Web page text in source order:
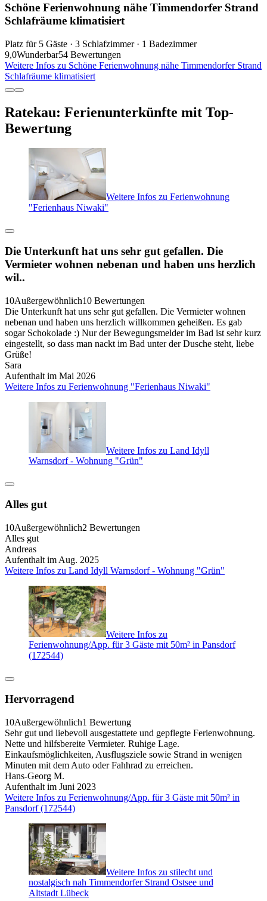
Schöne Ferienwohnung nähe Timmendorfer Strand
Schlafräume klimatisiert
Platz für 5 Gäste · 3 Schlafzimmer · 1 Badezimmer
9,0Wunderbar54 Bewertungen
Weitere Infos zu Schöne Ferienwohnung nähe Timmendorfer Strand
Schlafräume klimatisiert
Ratekau: Ferienunterkünfte mit Top-
Bewertung
Weitere Infos zu Ferienwohnung
"Ferienhaus Niwaki"
Die Unterkunft hat uns sehr gut gefallen. Die
Vermieter wohnen nebenan und haben uns herzlich
wil..
10Außergewöhnlich10 Bewertungen
Die Unterkunft hat uns sehr gut gefallen. Die Vermieter wohnen
nebenan und haben uns herzlich willkommen geheißen. Es gab
sogar Schokolade :) Nur der Bewegungsmelder im Bad ist sehr kurz
eingestellt, so dass man nackt im Bad unter der Dusche steht, liebe
Grüße!
Sara
Aufenthalt im Mai 2026
Weitere Infos zu Ferienwohnung "Ferienhaus Niwaki"
Weitere Infos zu Land Idyll
Warnsdorf - Wohnung "Grün"
Alles gut
10Außergewöhnlich2 Bewertungen
Alles gut
Andreas
Aufenthalt im Aug. 2025
Weitere Infos zu Land Idyll Warnsdorf - Wohnung "Grün"
Weitere Infos zu
Ferienwohnung/App. für 3 Gäste mit 50m² in Pansdorf
(172544)
Hervorragend
10Außergewöhnlich1 Bewertung
Sehr gut und liebevoll ausgestattete und gepflegte Ferienwohnung.
Nette und hilfsbereite Vermieter. Ruhige Lage.
Einkaufsmöglichkeiten, Ausflugsziele sowie Strand in wenigen
Minuten mit dem Auto oder Fahhrad zu erreichen.
Hans-Georg M.
Aufenthalt im Juni 2023
Weitere Infos zu Ferienwohnung/App. für 3 Gäste mit 50m² in
Pansdorf (172544)
Weitere Infos zu stilecht und
nostalgisch nah Timmendorfer Strand Ostsee und
Altstadt Lübeck